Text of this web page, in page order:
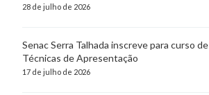
28 de julho de 2026
Senac Serra Talhada inscreve para curso
Técnicas de Apresentação
17 de julho de 2026